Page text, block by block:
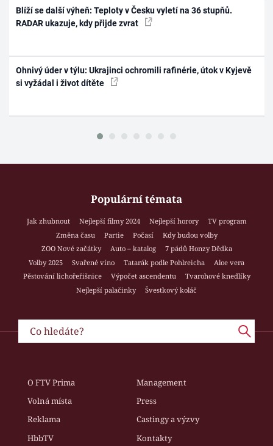
Blíží se další výheň: Teploty v Česku vyletí na 36 stupňů.
RADAR ukazuje, kdy přijde zvrat
Ohnivý úder v týlu: Ukrajinci ochromili rafinérie, útok v Kyjevě
si vyžádal i život dítěte
Populární témata
Jak zhubnout Nejlepší filmy 2024 Nejlepší horory
TV program
Změna času
Partie Počasí
Kdy budou volby
ZOO Nové začátky
Auto – katalog
7 pádů Honzy Dědka
Volby 2025
Svařené víno Tatarák podle Pohlreicha
Aloe vera
Pěstování lichořeřišnice
Výpočet ascendentu
Tvarohové knedlíky
Nejlepší palačinky
Švestkový koláč
O FTV Prima
Management
Volná místa
Press
Reklama
Castingy a výzvy
HbbTV
Kontakty